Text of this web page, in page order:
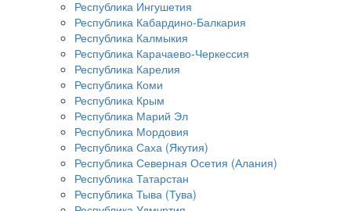
Республика Ингушетия
Республика Кабардино-Балкария
Республика Калмыкия
Республика Карачаево-Черкессия
Республика Карелия
Республика Коми
Республика Крым
Республика Марий Эл
Республика Мордовия
Республика Саха (Якутия)
Республика Северная Осетия (Алания)
Республика Татарстан
Республика Тыва (Тува)